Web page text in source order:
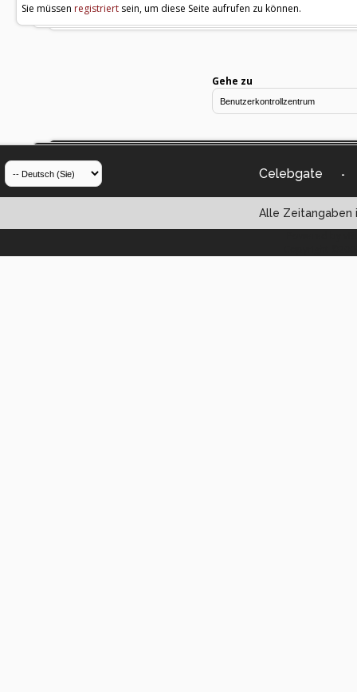
Sie müssen registriert sein, um diese Seite aufrufen zu können.
Gehe zu
Celebgate -
Alle Zeitangaben